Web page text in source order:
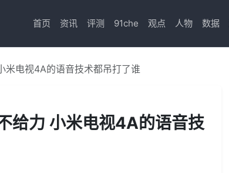
首页 资讯 评测 91che 观点 人物 数据
米电视4A的语音技术都吊打了谁
给力 小米电视4A的语音技